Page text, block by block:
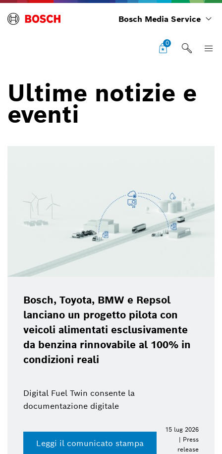
Bosch Media Service
0
Ultime notizie e
eventi
Bosch, Toyota, BMW e Repsol
lanciano un progetto pilota con
veicoli alimentati esclusivamente
da benzina rinnovabile al 100% in
condizioni reali
Digital Fuel Twin consente la
documentazione digitale
Leggi il comunicato stampa
15 lug 2026
| Press
release